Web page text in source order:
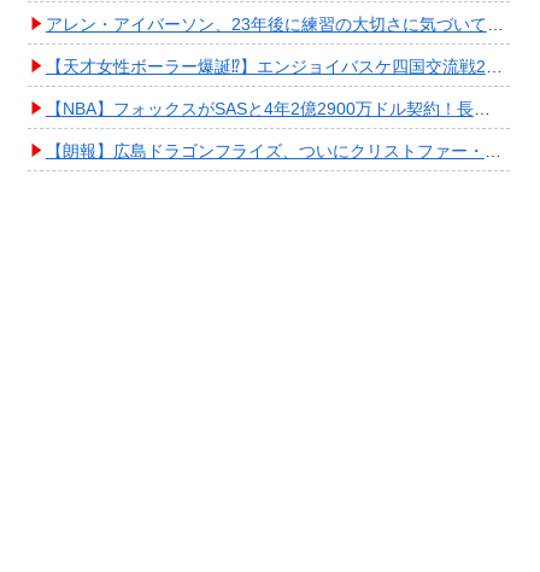
アレン・アイバーソン、23年後に練習の大切さに気づいてしまうwwwwwwwwwwww
【天才女性ボーラー爆誕⁉︎】エンジョイバスケ四国交流戦2025 in 香川③ #エアボーズ #427
【NBA】フォックスがSASと4年2億2900万ドル契約！長期確保しPO進出へ期待高まる
【朗報】広島ドラゴンフライズ、ついにクリストファー・スミス獲得キタ━━━━(ﾟ∀ﾟ)━━━━!!